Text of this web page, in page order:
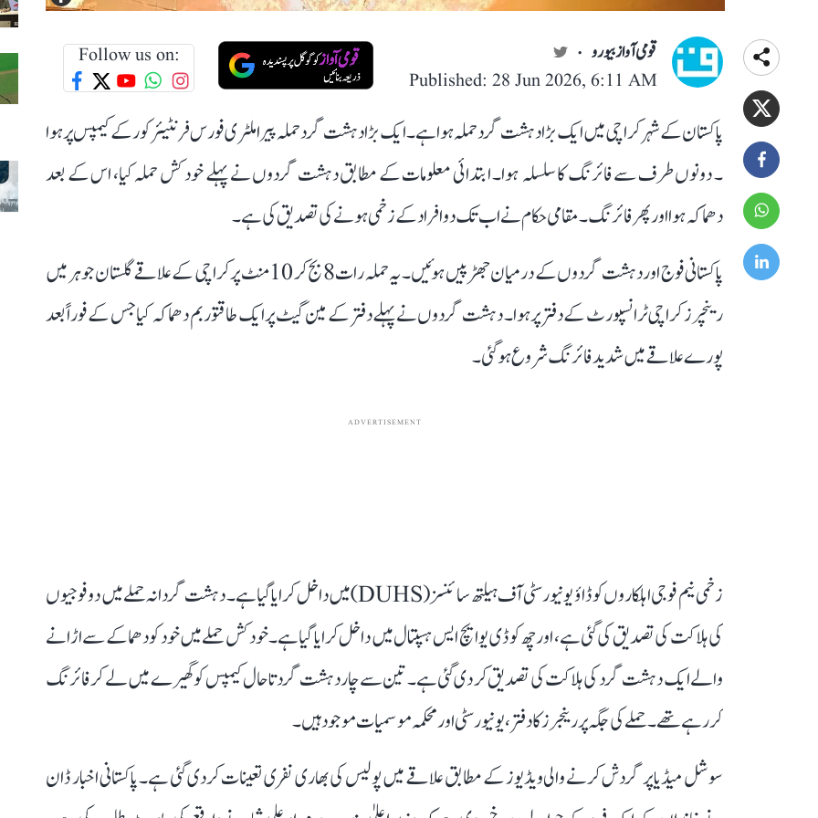
قومی آواز بیورو
Published: 28 Jun 2026, 6:11 AM
Follow us on:
پاکستان کے شہر کراچی میں ایک بڑا دہشت گرد حملہ ہوا ہے۔ ایک بڑا دہشت گرد حملہ پیرا ملٹری فورس فرنٹیئر کور کے کیمپس پر ہوا
۔ دونوں طرف سے فائرنگ کا سلسلہ ہوا۔ ابتدائی معلومات کے مطابق دہشت گردوں نے پہلے خود کش حملہ کیا، اس کے بعد
دھماکہ ہوا اور پھر فائرنگ ۔ مقامی حکام نے اب تک دو افراد کے زخمی ہونے کی تصدیق کی ہے۔
پاکستانی فوج اور دہشت گردوں کے درمیان جھڑپیں ہوئیں ۔ یہ حملہ رات 8 بج کر 10 منٹ پر کراچی کے علاقے گلستان جوہر میں
رینچرز کراچی ٹرانسپورٹ کے دفتر پر ہوا۔ دہشت گردوں نے پہلے دفتر کے مین گیٹ پر ایک طاقتور بم دھماکہ کیا جس کے فوراً بعد
پورے علاقے میں شدید فائرنگ شروع ہو گئی۔
ADVERTISEMENT
زخمی نیم فوجی اہلکاروں کو ڈاؤ یونیورسٹی آف ہیلتھ سائنسز (DUHS) میں داخل کرایا گیا ہے۔ دہشت گردانہ حملے میں دو فوجیوں
کی ہلاکت کی تصدیق کی گئی ہے، اور چھ کوڈی یو ایچ ایس ہسپتال میں داخل کرایا گیا ہے۔ خودکش حملے میں خود کو دھماکے سے اڑانے
والے ایک دہشت گرد کی ہلاکت کی تصدیق کر دی گئی ہے۔ تین سے چار دہشت گرد تاحال کیمپس کو گھیرے میں لے کر فائرنگ
کر رہے تھے۔ حملے کی جگہ پر رینجرز کا دفتر، یونیورسٹی اور محکمہ موسمیات موجود ہیں۔
سوشل میڈیا پر گردش کرنے والی ویڈیوز کے مطابق علاقے میں پولیس کی بھاری نفری تعینات کر دی گئی ہے۔ پاکستانی اخبار ڈان